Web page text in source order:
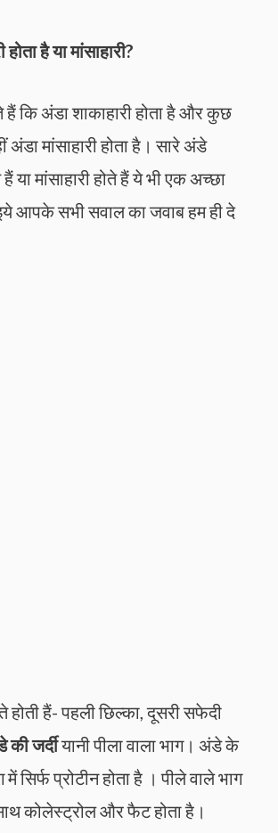
है या मांसाहारी?
कि अंडा शाकाहारी होता है और कुछ
मांसाहारी होता है। सारे अंडे
हैं या मांसाहारी होते हैं ये भी एक अच्छा
आपके सभी सवाल का जवाब हम ही दे
होती हैं- पहली छिल्का, दूसरी सफेदी
की जर्दीयानी पीला वाला भाग। अंडे के
सिर्फ प्रोटीन होता है । पीले वाले भाग
कोलेस्ट्रोल और फैट होता है।